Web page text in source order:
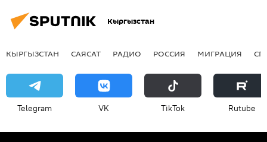
Кыргызстан
КЫРГЫЗСТАН САЯСАТ РАДИО РОССИЯ МИГРАЦИЯ
Telegram VK ТikТоk Rutube